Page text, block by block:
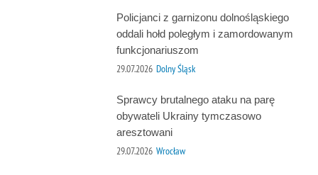
Policjanci z garnizonu dolnośląskiego
oddali hołd poległym i zamordowanym
funkcjonariuszom
29.07.2026 Dolny Śląsk
Sprawcy brutalnego ataku na parę
obywateli Ukrainy tymczasowo
aresztowani
29.07.2026 Wrocław